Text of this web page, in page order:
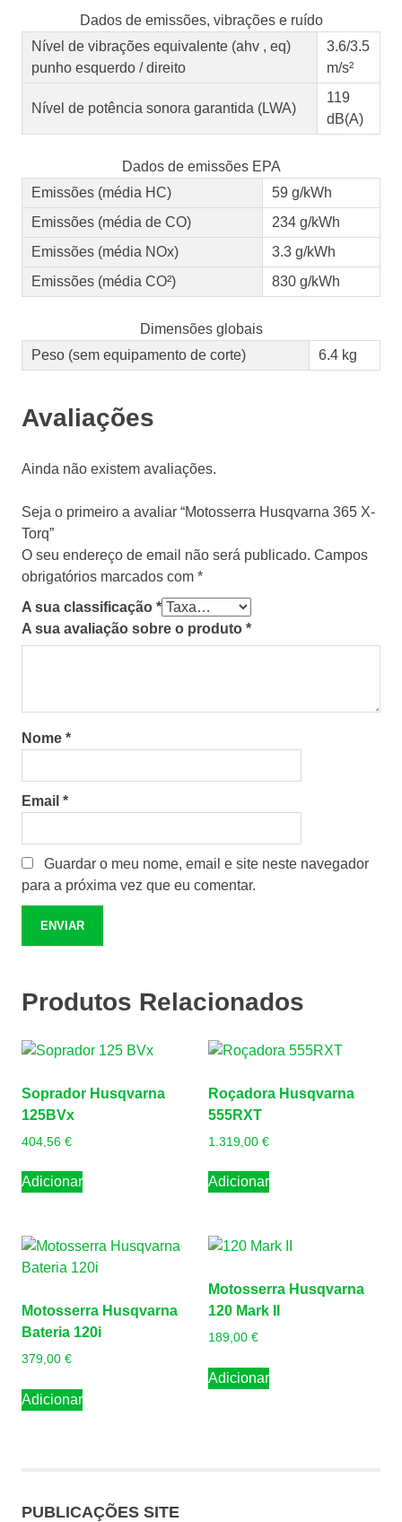
Dados de emissões, vibrações e ruído
Nível de vibrações equivalente (ahv , eq)
punho esquerdo / direito
3.6/3.5
m/s²
Nível de potência sonora garantida (LWA)
119
dB(A)
Dados de emissões EPA
Emissões (média HC)
59 g/kWh
Emissões (média de CO)
234 g/kWh
Emissões (média NOx)
3.3 g/kWh
Emissões (média CO²)
830 g/kWh
Dimensões globais
Peso (sem equipamento de corte)
6.4 kg
Avaliações
Ainda não existem avaliações.
Seja o primeiro a avaliar “Motosserra Husqvarna 365 X-
Torq”
O seu endereço de email não será publicado. Campos
obrigatórios marcados com *
A sua classificação *
A sua avaliação sobre o produto *
Nome *
Email *
Guardar o meu nome, email e site neste navegador
para a próxima vez que eu comentar.
Produtos Relacionados
Soprador Husqvarna
125BVx
404,56 €
Adicionar
Roçadora Husqvarna
555RXT
1.319,00 €
Adicionar
Motosserra Husqvarna
Bateria 120i
379,00 €
Adicionar
Motosserra Husqvarna
120 Mark II
189,00 €
Adicionar
PUBLICAÇÕES SITE